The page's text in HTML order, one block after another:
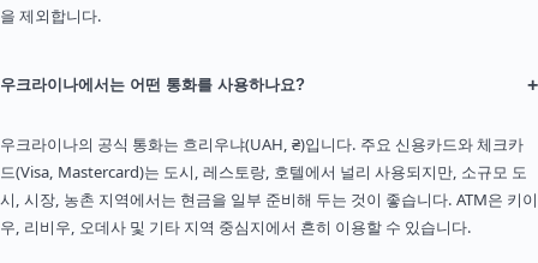
을 제외합니다.
우크라이나에서는 어떤 통화를 사용하나요? +
우크라이나의 공식 통화는 흐리우냐(UAH, ₴)입니다. 주요 신용카드와 체크카
드(Visa, Mastercard)는 도시, 레스토랑, 호텔에서 널리 사용되지만, 소규모 도
시, 시장, 농촌 지역에서는 현금을 일부 준비해 두는 것이 좋습니다. ATM은 키이
우, 리비우, 오데사 및 기타 지역 중심지에서 흔히 이용할 수 있습니다.